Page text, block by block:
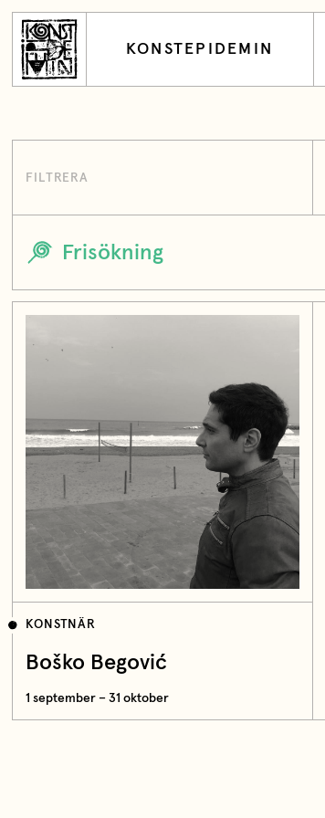
KONSTEPIDEMIN
FILTRERA
KONSTNÄR
Boško Begović
1 september – 31 oktober